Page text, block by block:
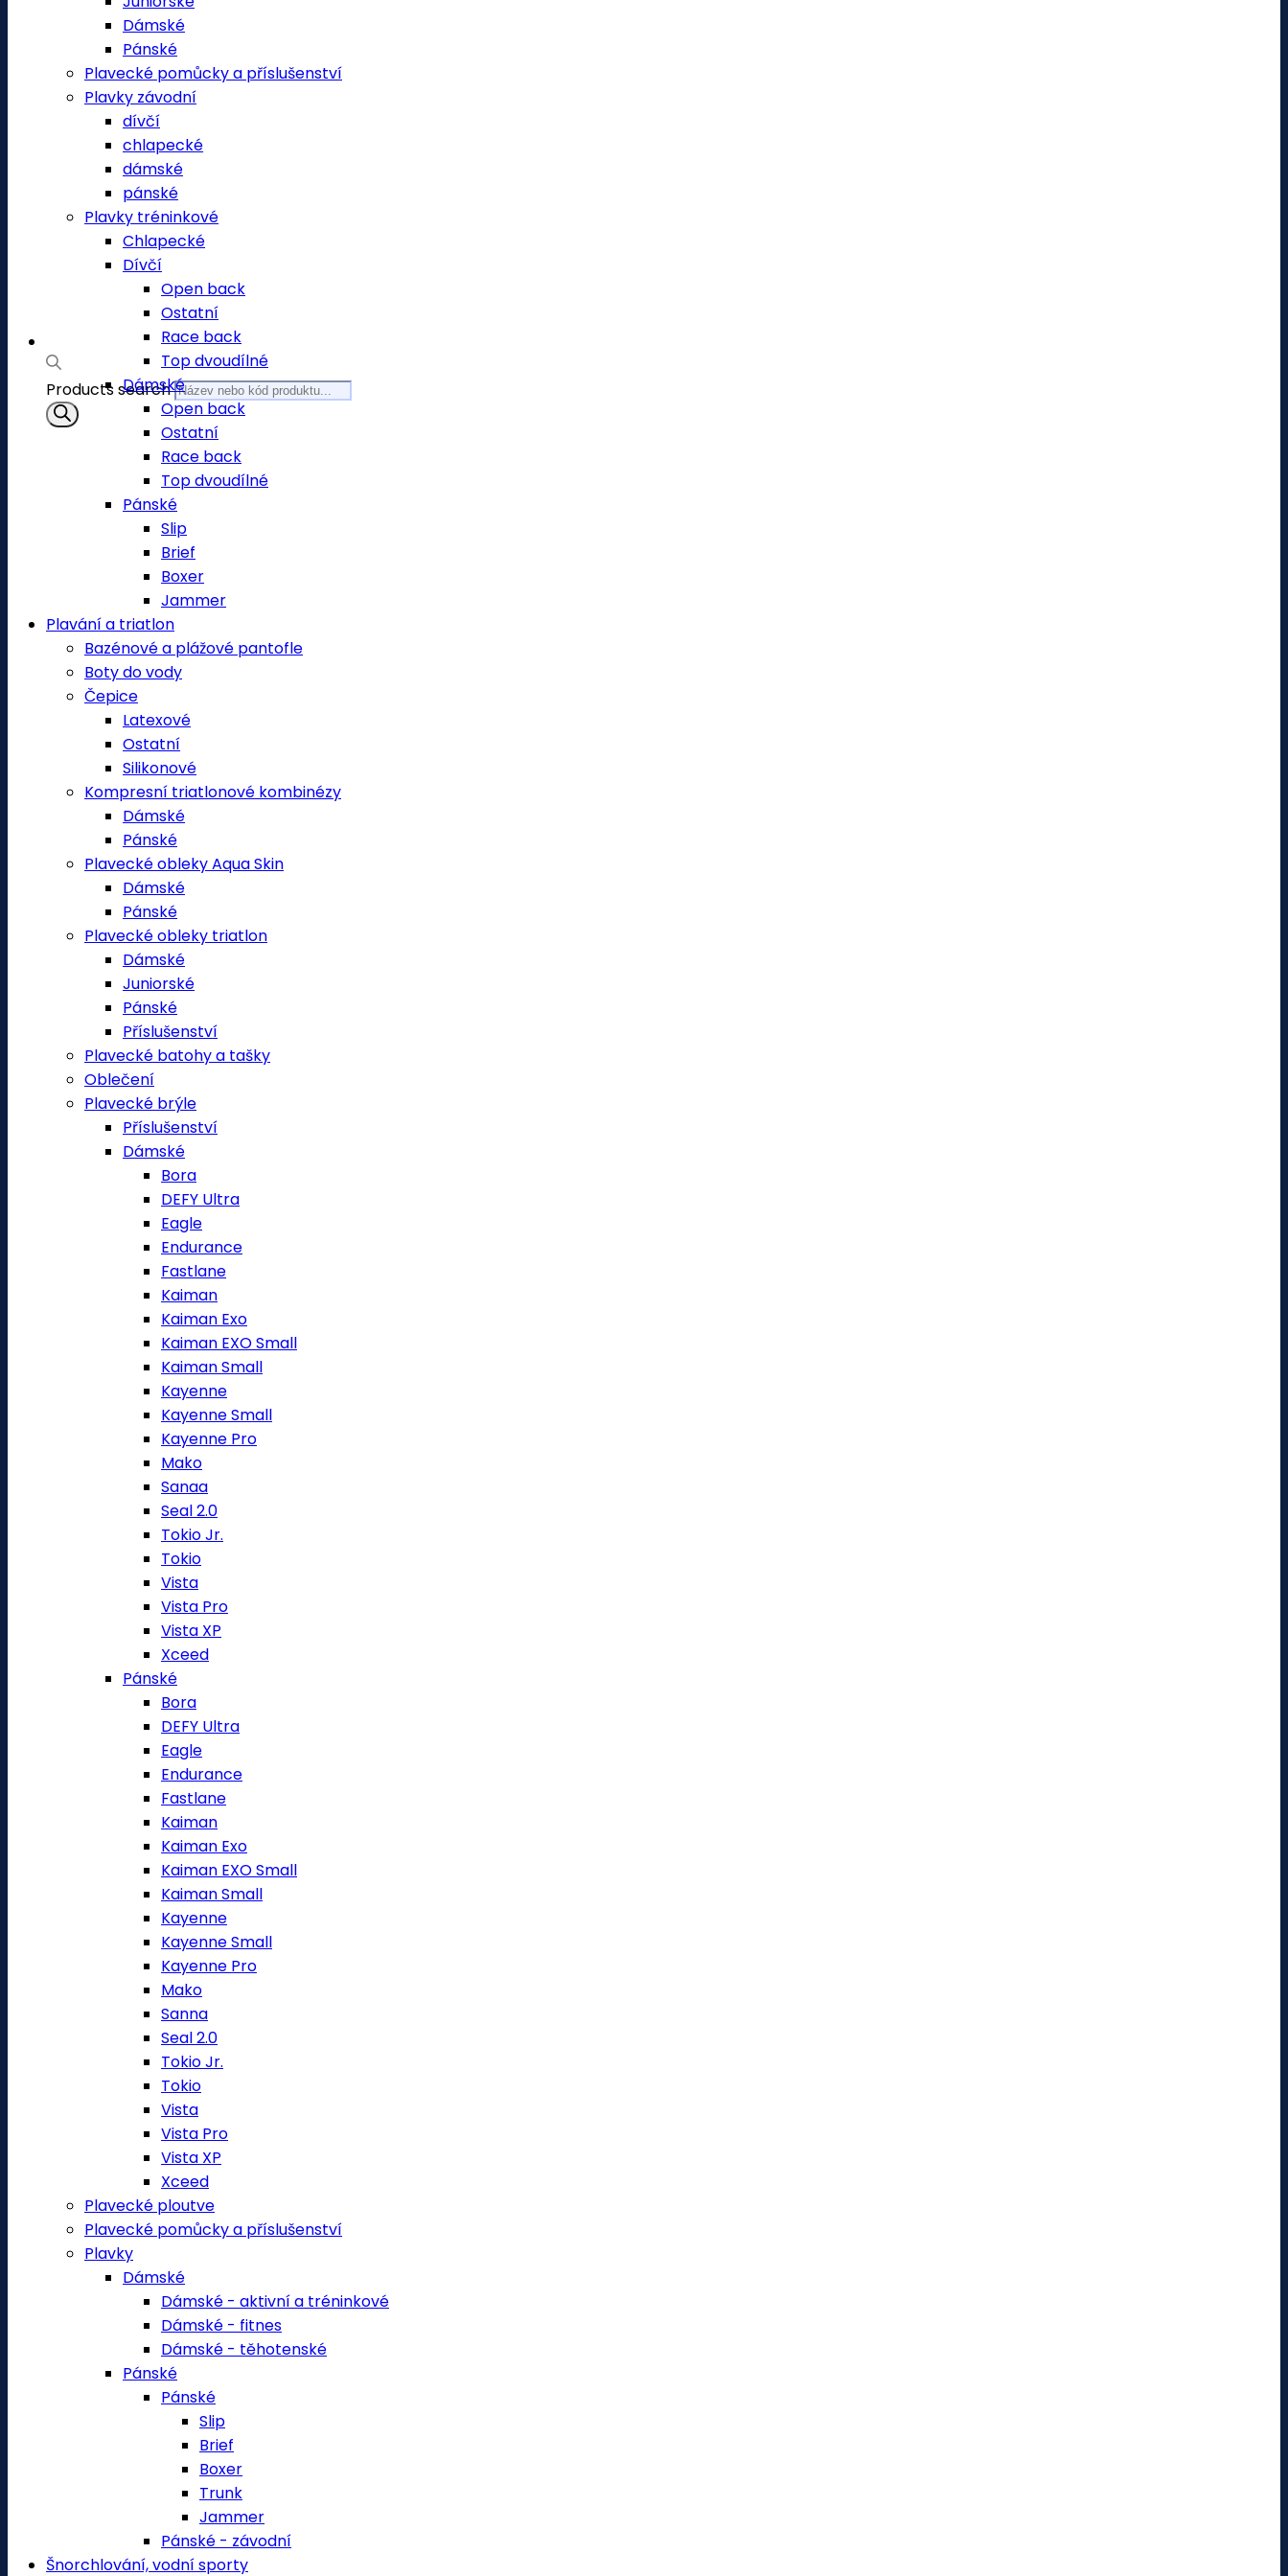
Products search
Dámské
Pánské
Plavecké pomůcky a příslušenství
Plavky závodní
dívčí
chlapecké
dámské
pánské
Plavky tréninkové
Chlapecké
Dívčí
Open back
Ostatní
Race back
Top dvoudílné
Dámské
Open back
Ostatní
Race back
Top dvoudílné
Pánské
Slip
Brief
Boxer
Jammer
Plavání a triatlon
Bazénové a plážové pantofle
Boty do vody
Čepice
Latexové
Ostatní
Silikonové
Kompresní triatlonové kombinézy
Dámské
Pánské
Plavecké obleky Aqua Skin
Dámské
Pánské
Plavecké obleky triatlon
Dámské
Juniorské
Pánské
Příslušenství
Plavecké batohy a tašky
Oblečení
Plavecké brýle
Příslušenství
Dámské
Bora
DEFY Ultra
Eagle
Endurance
Fastlane
Kaiman
Kaiman Exo
Kaiman EXO Small
Kaiman Small
Kayenne
Kayenne Small
Kayenne Pro
Mako
Sanaa
Seal 2.0
Tokio Jr.
Tokio
Vista
Vista Pro
Vista XP
Xceed
Pánské
Bora
DEFY Ultra
Eagle
Endurance
Fastlane
Kaiman
Kaiman Exo
Kaiman EXO Small
Kaiman Small
Kayenne
Kayenne Small
Kayenne Pro
Mako
Sanna
Seal 2.0
Tokio Jr.
Tokio
Vista
Vista Pro
Vista XP
Xceed
Plavecké ploutve
Plavecké pomůcky a příslušenství
Plavky
Dámské
Dámské - aktivní a tréninkové
Dámské - fitnes
Dámské - těhotenské
Pánské
Pánské
Slip
Brief
Boxer
Trunk
Jammer
Pánské - závodní
Šnorchlování, vodní sporty